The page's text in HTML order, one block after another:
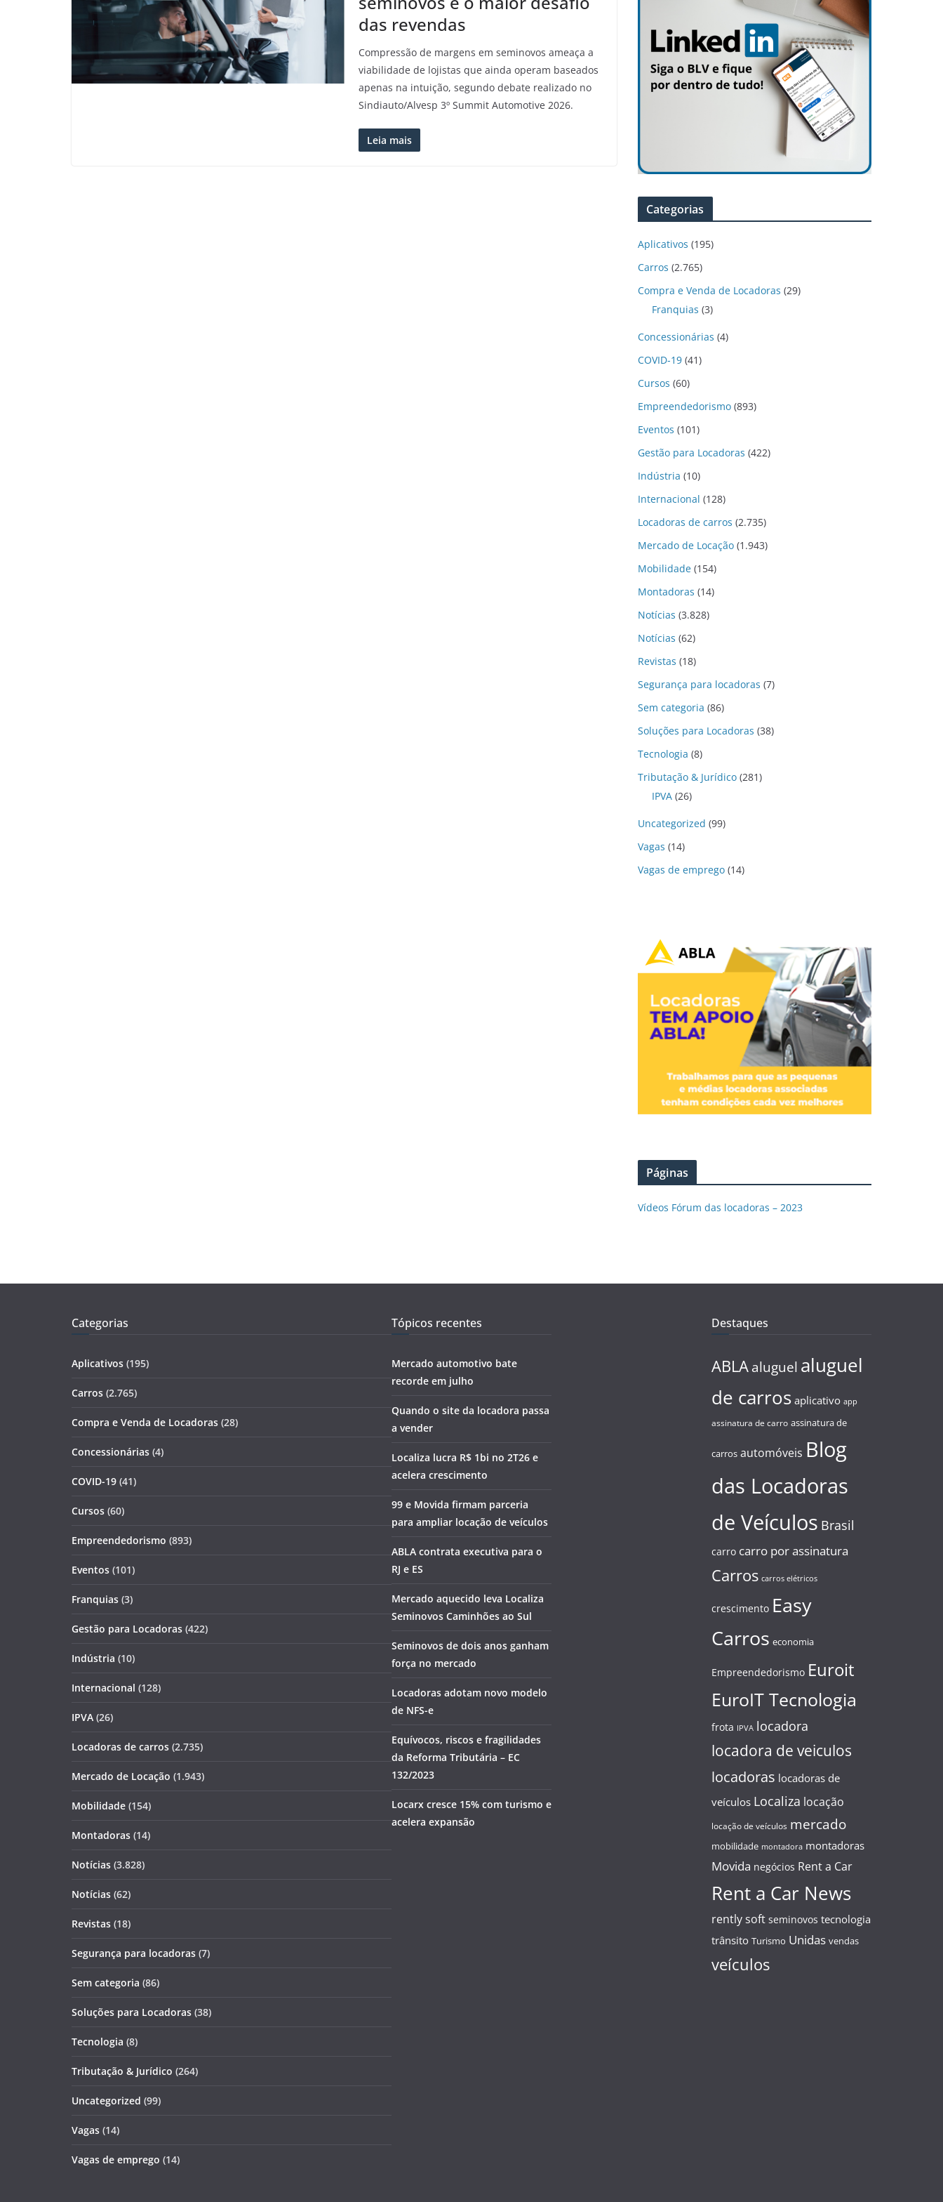
das revendas
Compressão de margens em seminovos ameaça a
viabilidade de lojistas que ainda operam baseados
apenas na intuição, segundo debate realizado no
Sindiauto/Alvesp 3º Summit Automotive 2026.
Leia mais
Categorias
Aplicativos (195)
Carros (2.765)
Compra e Venda de Locadoras (29)
Franquias (3)
Concessionárias (4)
COVID-19 (41)
Cursos (60)
Empreendedorismo (893)
Eventos (101)
Gestão para Locadoras (422)
Indústria (10)
Internacional (128)
Locadoras de carros (2.735)
Mercado de Locação (1.943)
Mobilidade (154)
Montadoras (14)
Notícias (3.828)
Notícias (62)
Revistas (18)
Segurança para locadoras (7)
Sem categoria (86)
Soluções para Locadoras (38)
Tecnologia (8)
Tributação & Jurídico (281)
IPVA (26)
Uncategorized (99)
Vagas (14)
Vagas de emprego (14)
Páginas
Vídeos Fórum das locadoras – 2023
Categorias
Aplicativos (195)
Carros (2.765)
Compra e Venda de Locadoras (28)
Concessionárias (4)
COVID-19 (41)
Cursos (60)
Empreendedorismo (893)
Eventos (101)
Franquias (3)
Gestão para Locadoras (422)
Indústria (10)
Internacional (128)
IPVA (26)
Locadoras de carros (2.735)
Mercado de Locação (1.943)
Mobilidade (154)
Montadoras (14)
Notícias (3.828)
Notícias (62)
Revistas (18)
Segurança para locadoras (7)
Sem categoria (86)
Soluções para Locadoras (38)
Tecnologia (8)
Tributação & Jurídico (264)
Uncategorized (99)
Vagas (14)
Vagas de emprego (14)
Tópicos recentes
Mercado automotivo bate
recorde em julho
Quando o site da locadora passa
a vender
Localiza lucra R$ 1bi no 2T26 e
acelera crescimento
99 e Movida firmam parceria
para ampliar locação de veículos
ABLA contrata executiva para o
RJ e ES
Mercado aquecido leva Localiza
Seminovos Caminhões ao Sul
Seminovos de dois anos ganham
força no mercado
Locadoras adotam novo modelo
de NFS-e
Equívocos, riscos e fragilidades
da Reforma Tributária – EC
132/2023
Locarx cresce 15% com turismo e
acelera expansão
Destaques
ABLA aluguel aluguel
de carros aplicativo app
assinatura de carro assinatura de
carros automóveis Blog
das Locadoras
de Veículos Brasil
carro carro por assinatura
Carros carros elétricos
crescimento Easy
Carros economia
Empreendedorismo Euroit
EuroIT Tecnologia
frota IPVA locadora
locadora de veiculos
locadoras locadoras de
veículos Localiza locação
locação de veículos mercado
mobilidade montadora montadoras
Movida negócios Rent a Car
Rent a Car News
rently soft seminovos tecnologia
trânsito Turismo Unidas vendas
veículos